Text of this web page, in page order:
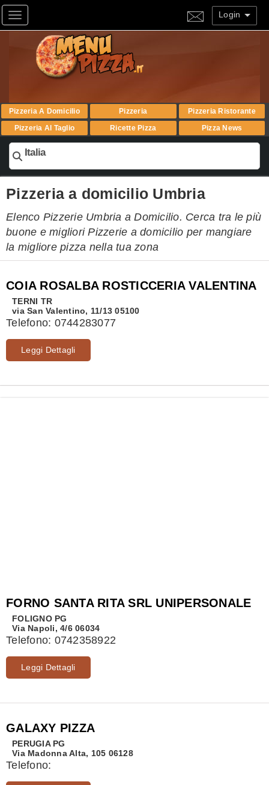
Toggle navigation Login
Pizzeria A Domicilio Pizzeria
Pizzeria Ristorante
Pizzeria Al Taglio
Ricette Pizza Pizza News
Italia
Pizzeria a domicilio Umbria
Elenco Pizzerie Umbria a Domicilio. Cerca tra le più
buone e migliori Pizzerie a domicilio per mangiare
la migliore pizza nella tua zona
COIA ROSALBA ROSTICCERIA VALENTINA
TERNI
TR
via San Valentino, 11/13 05100
Telefono: 0744283077
Leggi Dettagli
FORNO SANTA RITA SRL UNIPERSONALE
FOLIGNO PG
Via Napoli, 4/6 06034
Telefono: 0742358922
Leggi Dettagli
GALAXY PIZZA
PERUGIA PG
Via Madonna Alta, 105 06128
Telefono: